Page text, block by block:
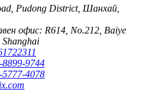
Pudong District, Шанхай,
офис: R614, No.212, Baiye
9744
4078